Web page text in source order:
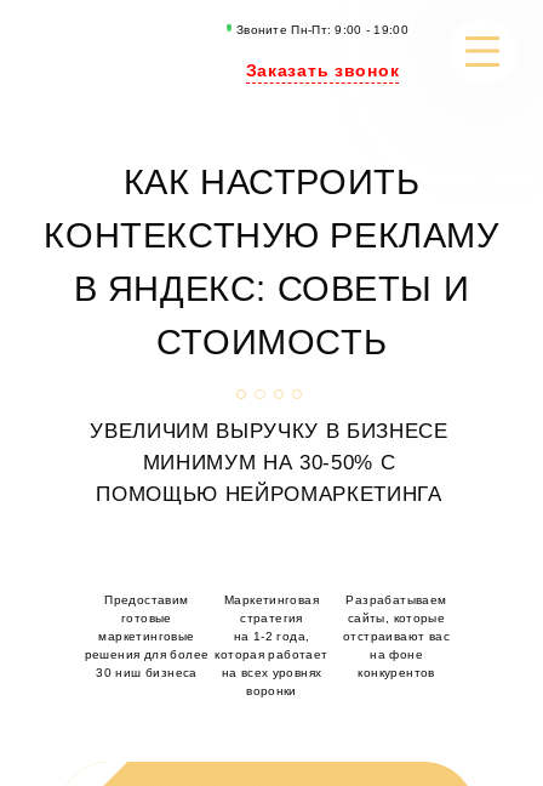
Звоните Пн-Пт: 9:00 - 19:00
Заказать звонок
РАЗРАБОТКА САЙТОВ
SEO-ПРОДВИЖЕНИЕ
РЕКЛАМА
ИСКУССТВЕННЫЙ ИНТЕЛЛЕКТ
КОНТЕНТ МАРКЕТИНГ
ПОРТФОЛИО
КЕЙСЫ И СТАТЬИ
КАК НАСТРОИТЬ
КОНТЕКСТНУЮ РЕКЛАМУ
В ЯНДЕКС: СОВЕТЫ И
СТОИМОСТЬ
УВЕЛИЧИМ ВЫРУЧКУ В БИЗНЕСЕ
МИНИМУМ НА 30-50% С
ПОМОЩЬЮ НЕЙРОМАРКЕТИНГА
Предоставим
готовые
маркетинговые
решения для более
30 ниш бизнеса
Маркетинговая
стратегия
на 1-2 года,
которая работает
на всех уровнях
воронки
Разрабатываем
сайты, которые
отстраивают вас
на фоне
конкурентов